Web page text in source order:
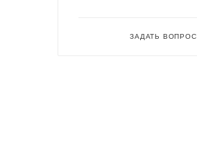
ЗАДАТЬ ВОПРОС